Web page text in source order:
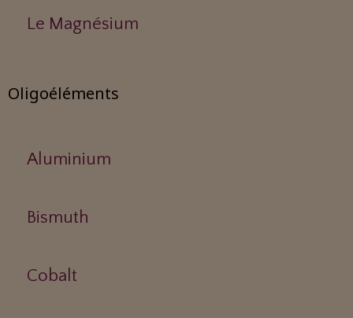
Le Magnésium
Oligoéléments
Aluminium
Bismuth
Cobalt